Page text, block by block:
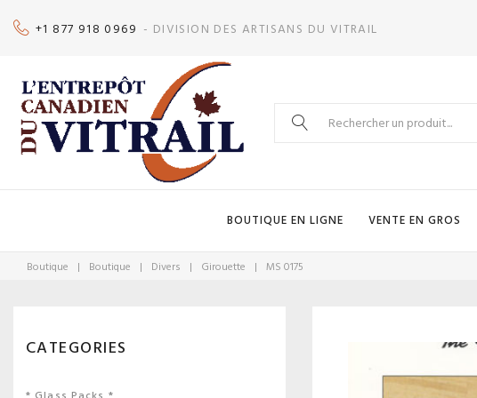
+1 877 918 0969 - DIVISION DES ARTISANS DU VITRAIL
Search
BOUTIQUE EN LIGNE VENTE EN GROS
Boutique | Boutique | Divers | Girouette | MS 0175
CATEGORIES